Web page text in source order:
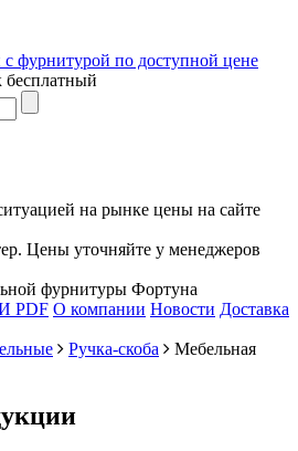
с фурнитурой по доступной цене
бесплатный
на рынке цены на сайте
Цены уточняйте у менеджеров
фурнитуры Фортуна
PDF О компании Новости Доставка
Ручка-скоба
Мебельная